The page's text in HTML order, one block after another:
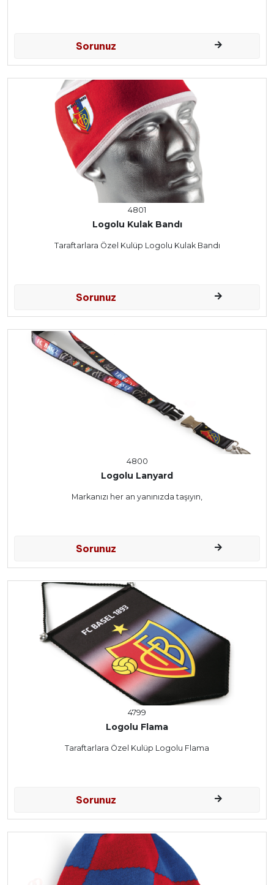
Sorunuz
4801
Logolu Kulak Bandı
Taraftarlara Özel Kulüp Logolu Kulak Bandı
Sorunuz
4800
Logolu Lanyard
Markanızı her an yanınızda taşıyın,
Sorunuz
4799
Logolu Flama
Taraftarlara Özel Kulüp Logolu Flama
Sorunuz